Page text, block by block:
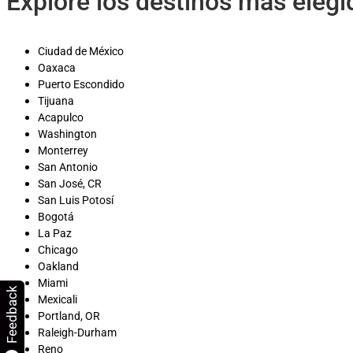
Ciudad de México
Oaxaca
Puerto Escondido
Tijuana
Acapulco
Washington
Monterrey
San Antonio
San José, CR
San Luis Potosí
Bogotá
La Paz
Chicago
Oakland
Miami
Mexicali
Portland, OR
Raleigh-Durham
Reno
Feedback